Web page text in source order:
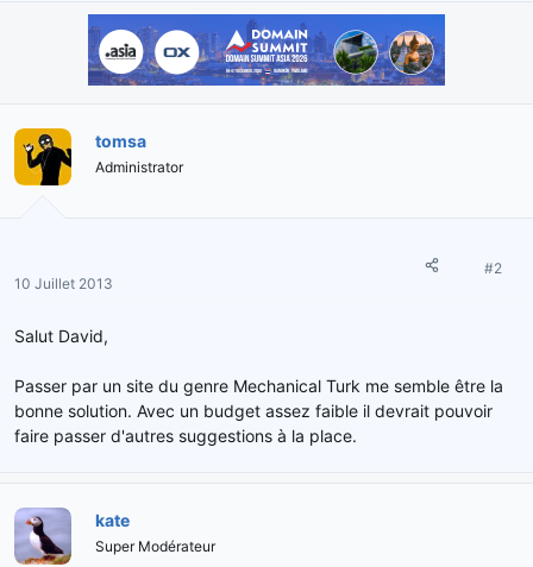
tomsa
Administrator
10 Juillet 2013
#2
Salut David,
Passer par un site du genre Mechanical Turk me semble être la
bonne solution. Avec un budget assez faible il devrait pouvoir
faire passer d'autres suggestions à la place.
kate
Super Modérateur